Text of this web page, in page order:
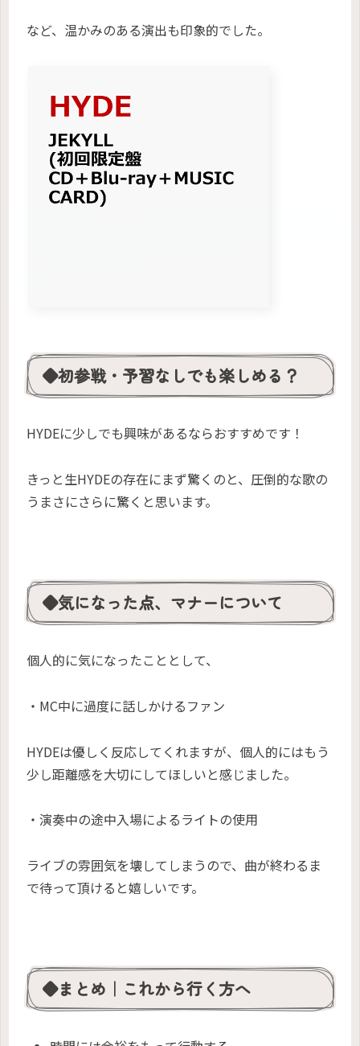
など、温かみのある演出も印象的でした。
◆初参戦・予習なしでも楽しめる？
HYDEに少しでも興味があるならおすすめです！
きっと生HYDEの存在にまず驚くのと、圧倒的な歌の
うまさにさらに驚くと思います。
◆気になった点、マナーについて
個人的に気になったこととして、
・MC中に過度に話しかけるファン
HYDEは優しく反応してくれますが、個人的にはもう
少し距離感を大切にしてほしいと感じました。
・演奏中の途中入場によるライトの使用
ライブの雰囲気を壊してしまうので、曲が終わるま
で待って頂けると嬉しいです。
◆まとめ｜これから行く方へ